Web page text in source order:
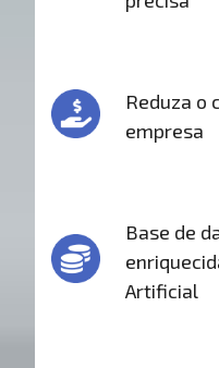
Reduza o
empresa
Base de
Artificial